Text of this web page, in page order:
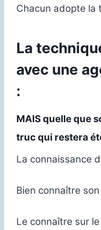
Chacun adopte la
La
avec une
:
MAIS quelle que
truc qui restera
La connaissance
Bien connaître
Le connaître sur